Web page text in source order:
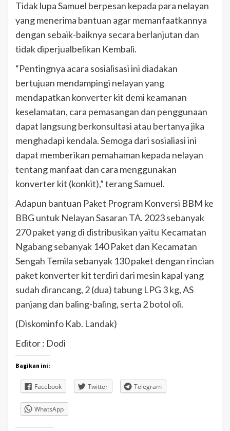
Tidak lupa Samuel berpesan kepada para nelayan
yang menerima bantuan agar memanfaatkannya
dengan sebaik-baiknya secara berlanjutan dan
tidak diperjualbelikan Kembali.
“Pentingnya acara sosialisasi ini diadakan
bertujuan mendampingi nelayan yang
mendapatkan konverter kit demi keamanan
keselamatan, cara pemasangan dan penggunaan
dapat langsung berkonsultasi atau bertanya jika
menghadapi kendala. Semoga dari sosialiasi ini
dapat memberikan pemahaman kepada nelayan
tentang manfaat dan cara menggunakan
konverter kit (konkit),” terang Samuel.
Adapun bantuan Paket Program Konversi BBM ke
BBG untuk Nelayan Sasaran TA. 2023 sebanyak
270 paket yang di distribusikan yaitu Kecamatan
Ngabang sebanyak 140 Paket dan Kecamatan
Sengah Temila sebanyak 130 paket dengan rincian
paket konverter kit terdiri dari mesin kapal yang
sudah dirancang, 2 (dua) tabung LPG 3 kg, AS
panjang dan baling-baling, serta 2 botol oli.
(Diskominfo Kab. Landak)
Editor : Dodi
Bagikan ini:
Facebook Twitter Telegram
WhatsApp